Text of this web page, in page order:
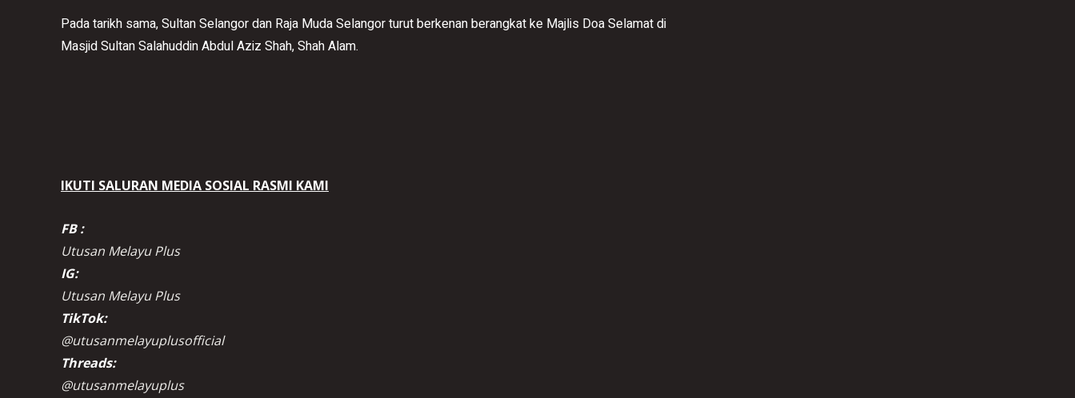
Pada tarikh sama, Sultan Selangor dan Raja Muda Selangor turut berkenan berangkat ke Majlis Doa Selamat di
Masjid Sultan Salahuddin Abdul Aziz Shah, Shah Alam.
IKUTI SALURAN MEDIA SOSIAL RASMI KAMI
FB :
Utusan Melayu Plus
IG:
Utusan Melayu Plus
TikTok:
@utusanmelayuplusofficial
Threads:
@utusanmelayuplus